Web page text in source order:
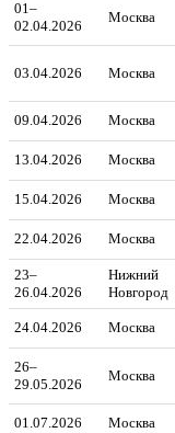
01–
02.04.2026
Москва
03.04.2026 Москва
09.04.2026 Москва
13.04.2026 Москва
15.04.2026 Москва
22.04.2026 Москва
23–
26.04.2026
Нижний
Новгород
24.04.2026 Москва
26–
29.05.2026
Москва
01.07.2026 Москва